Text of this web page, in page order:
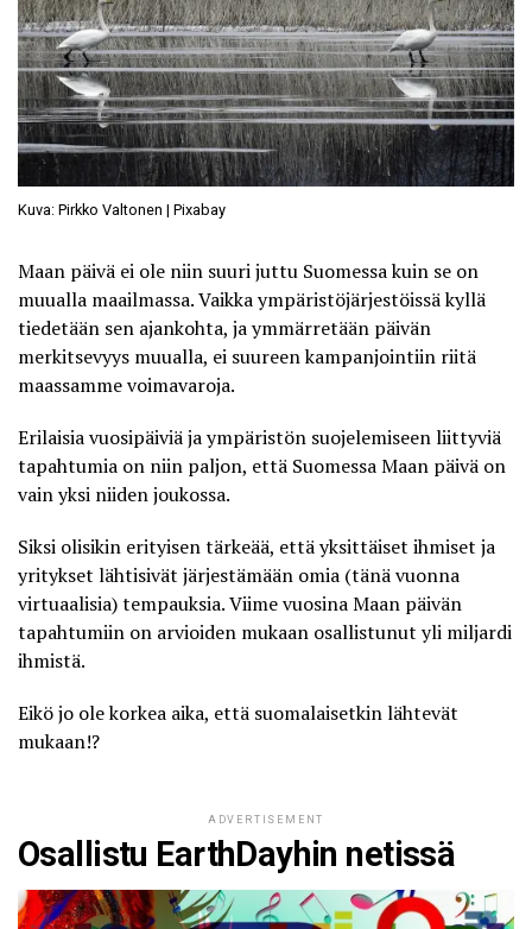
Kuva: Pirkko Valtonen | Pixabay
Maan päivä ei ole niin suuri juttu Suomessa kuin se on
muualla maailmassa. Vaikka ympäristöjärjestöissä kyllä
tiedetään sen ajankohta, ja ymmärretään päivän
merkitsevyys muualla, ei suureen kampanjointiin riitä
maassamme voimavaroja.
Erilaisia vuosipäiviä ja ympäristön suojelemiseen liittyviä
tapahtumia on niin paljon, että Suomessa Maan päivä on
vain yksi niiden joukossa.
Siksi olisikin erityisen tärkeää, että yksittäiset ihmiset ja
yritykset lähtisivät järjestämään omia (tänä vuonna
virtuaalisia) tempauksia. Viime vuosina Maan päivän
tapahtumiin on arvioiden mukaan osallistunut yli miljardi
ihmistä.
Eikö jo ole korkea aika, että suomalaisetkin lähtevät
mukaan!?
ADVERTISEMENT
Osallistu EarthDayhin netissä